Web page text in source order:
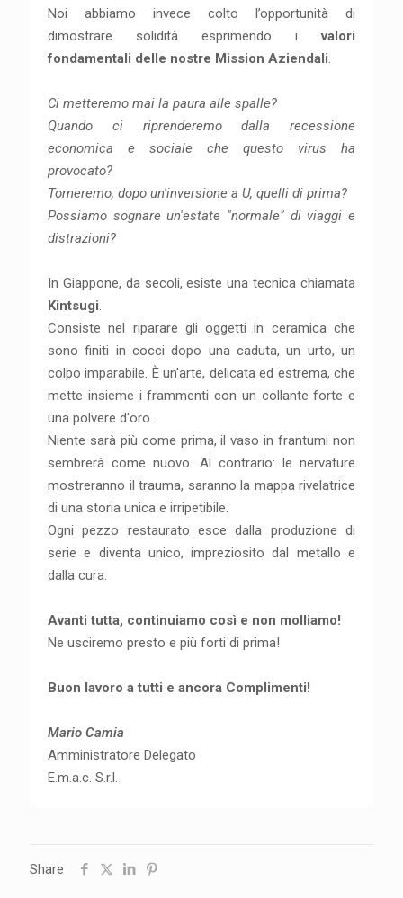
Noi abbiamo invece colto l’opportunità di
dimostrare solidità esprimendo ivalori
fondamentali delle nostre Mission Aziendali.
Ci metteremo mai la paura alle spalle?
Quando ci riprenderemo dalla recessione
economica e sociale che questo virus ha
provocato?
Torneremo, dopo un'inversione a U, quelli di prima?
Possiamo sognare un'estate "normale" di viaggi e
distrazioni?
In Giappone, da secoli, esiste una tecnica chiamata
Kintsugi.
Consiste nel riparare gli oggetti in ceramica che
sono finiti in cocci dopo una caduta, un urto, un
colpo imparabile. È un'arte, delicata ed estrema, che
mette insieme i frammenti con un collante forte e
una polvere d'oro.
Niente sarà più come prima, il vaso in frantumi non
sembrerà come nuovo. Al contrario: le nervature
mostreranno il trauma, saranno la mappa rivelatrice
di una storia unica e irripetibile.
Ogni pezzo restaurato esce dalla produzione di
serie e diventa unico, impreziosito dal metallo e
dalla cura.
Avanti tutta, continuiamo così e non molliamo!
Ne usciremo presto e più forti di prima!
Buon lavoro a tutti e ancora Complimenti!
Mario Camia
Amministratore Delegato
E.m.a.c. S.r.l.
Share